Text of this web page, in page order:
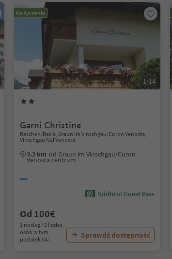
Na życzenie
1/14
Garni Christine
Reschen/Resia, Graun im Vinschgau/Curon Venosta,
Vinschgau/Val Venosta
3.2 km od Graun im Vinschgau/Curon
Venosta centrum
Südtirol Guest Pass
Od 100€
1 nocleg / 2 liczba
osób w tym
podatek VAT
Sprawdź dostępność